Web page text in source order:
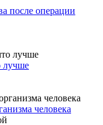
после операции
лучше
человека